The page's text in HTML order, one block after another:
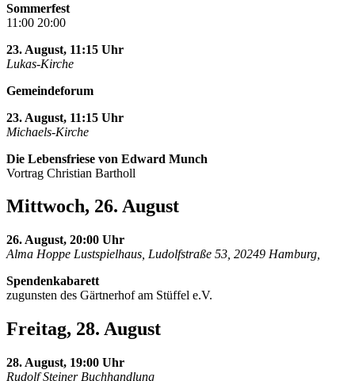
Sommerfest
11:00 20:00
23. August, 11:15 Uhr
Lukas-Kirche
Gemeindeforum
23. August, 11:15 Uhr
Michaels-Kirche
Die Lebensfriese von Edward Munch
Vortrag Christian Bartholl
Mittwoch, 26. August
26. August, 20:00 Uhr
Alma Hoppe Lustspielhaus, Ludolfstraße 53, 20249 Hamburg,
Spendenkabarett
zugunsten des Gärtnerhof am Stüffel e.V.
Freitag, 28. August
28. August, 19:00 Uhr
Rudolf Steiner Buchhandlung